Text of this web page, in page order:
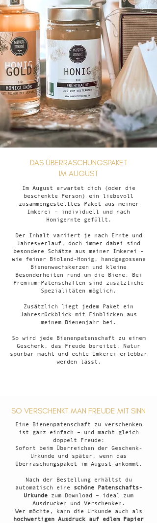
DAS ÜBERRASCHUNGSPAKET
IM AUGUST
Im August erwartet dich (oder die
beschenkte Person) ein liebevoll
zusammengestelltes Paket aus meiner
Imkerei – individuell und nach
Honigernte gefüllt.
Der Inhalt variiert je nach Ernte und
Jahresverlauf, doch immer dabei sind
besondere Schätze aus meiner Imkerei –
wie feiner Bioland-Honig, handgegossene
Bienenwachskerzen und kleine
Besonderheiten rund um die Biene. Bei
Premium-Patenschaften sind zusätzliche
Spezialitäten möglich.
Zusätzlich liegt jedem Paket ein
Jahresrückblick mit Einblicken aus
meinem Bienenjahr bei.
So wird jede Bienenpatenschaft zu einem
Geschenk, das Freude bereitet, Natur
spürbar macht und echte Imkerei erlebbar
werden lässt.
SO VERSCHENKT MAN FREUDE MIT SINN
Eine Bienenpatenschaft zu verschenken
ist ganz einfach – und macht gleich
doppelt Freude:
Sofort beim Überreichen der Geschenk-
Urkunde und später, wenn das
Überraschungspaket im August ankommt.
Nach der Bestellung erhältst du
automatisch eine
schöne Patenschafts-
Urkunde zum Download – ideal zum
Ausdrucken und Verschenken.
Wer möchte, kann die Urkunde auch als
hochwertigen Ausdruck auf edlem Papier